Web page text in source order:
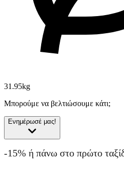
31.95kg
Μπορούμε να βελτιώσουμε κάτι;
Ενημέρωσέ μας!
-15% ή πάνω στο πρώτο